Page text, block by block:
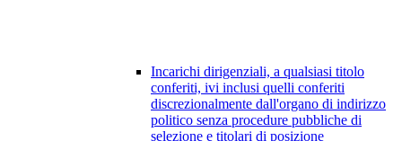
Incarichi dirigenziali, a qualsiasi titolo
conferiti, ivi inclusi quelli conferiti
discrezionalmente dall'organo di indirizzo
politico senza procedure pubbliche di
selezione e titolari di posizione